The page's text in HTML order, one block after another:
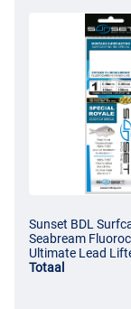
Sunset BDL
Seabream
Ultimate Lead
Totaal